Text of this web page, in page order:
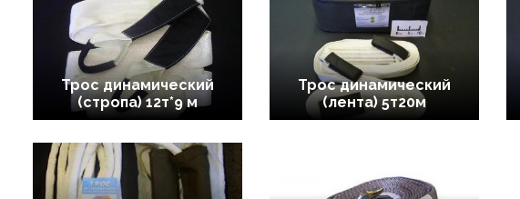
Трос динамический
(стропа) 12т*9 м
Трос динамический
(лента) 5т20м